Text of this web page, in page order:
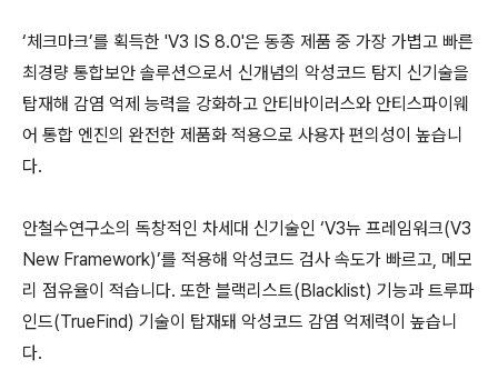
‘체크마크’를 획득한 'V3 IS 8.0'은 동종 제품 중 가장 가볍고 빠른
최경량 통합보안 솔루션으로서 신개념의 악성코드 탐지 신기술을
탑재해 감염 억제 능력을 강화하고 안티바이러스와 안티스파이웨
어 통합 엔진의 완전한 제품화 적용으로 사용자 편의성이 높습니
다.
안철수연구소의 독창적인 차세대 신기술인 ‘V3뉴 프레임워크(V3
New Framework)’를 적용해 악성코드 검사 속도가 빠르고, 메모
리 점유율이 적습니다. 또한 블랙리스트(Blacklist) 기능과 트루파
인드(TrueFind) 기술이 탑재돼 악성코드 감염 억제력이 높습니
다.